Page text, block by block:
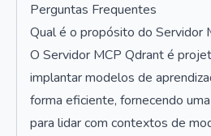
Perguntas Frequentes
Qual é o propósito do Servidor
O Servidor MCP Qdrant é
implantar modelos de
forma eficiente, fornecendo
para lidar com contextos de